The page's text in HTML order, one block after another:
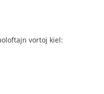
vortoj kiel: